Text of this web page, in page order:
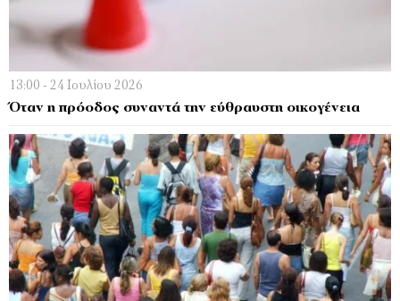
13:00 - 24 Ιουλίου 2026
Όταν η πρόοδος συναντά την εύθραυστη οικογένεια